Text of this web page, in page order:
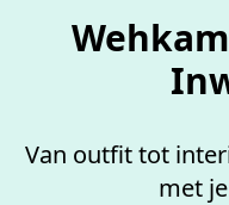
Van outfit tot
met